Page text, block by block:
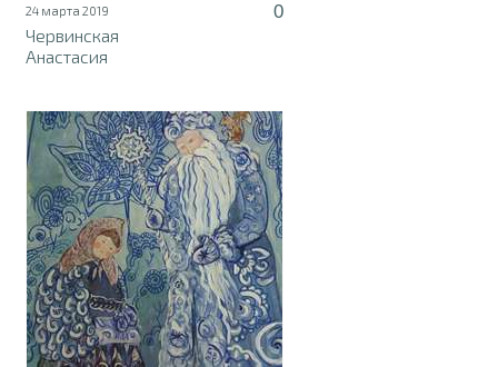
24 марта 2019
0
Червинская
Анастасия